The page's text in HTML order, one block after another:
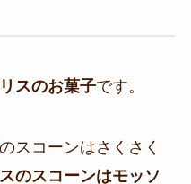
スのお菓子です。
スコーンはさくさく
のスコーンはモッソ